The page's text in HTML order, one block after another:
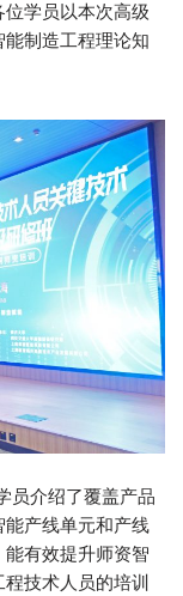
学员以本次高级
制造工程理论知
员介绍了覆盖产品
产线单元和产线
有效提升师资智
技术人员的培训